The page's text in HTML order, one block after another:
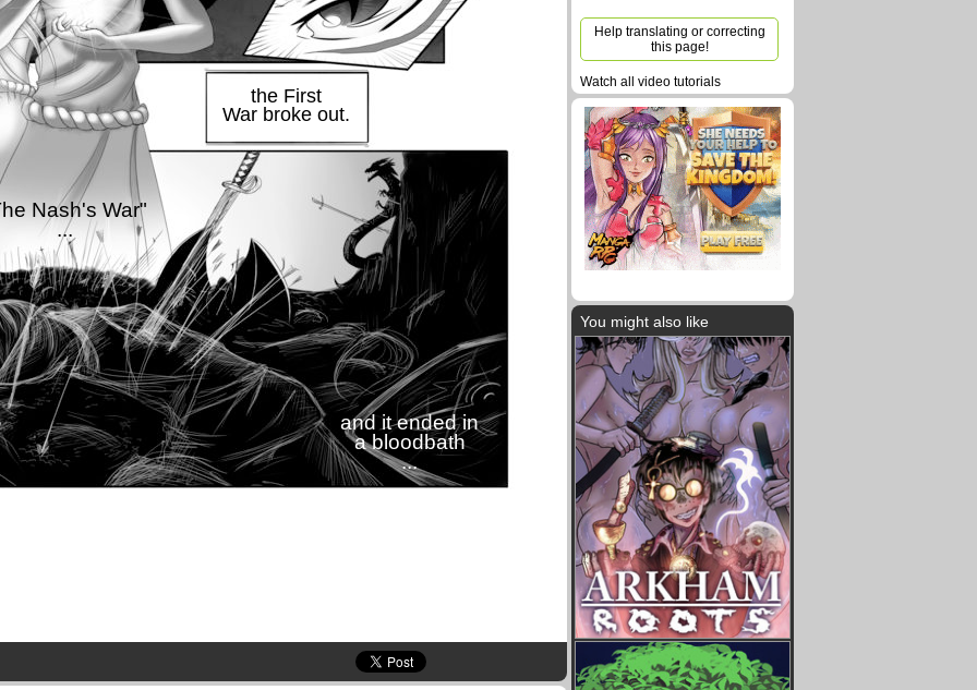
the First
War broke out.
Nash's War"
...
and it ended in
a bloodbath
...
Help translating or correcting
this page!
Watch all video tutorials
You might also like